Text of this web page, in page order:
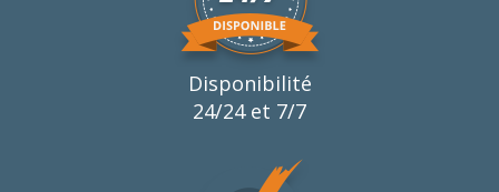
Disponibilité
24/24 et 7/7